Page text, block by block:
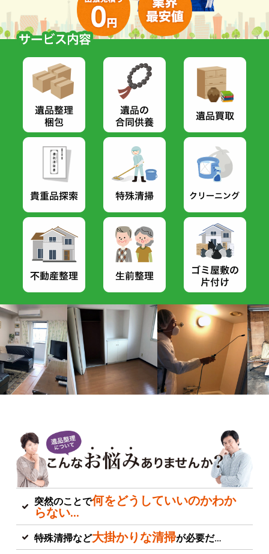
突然のことで何をどうしていいのかわか
らない…
特殊清掃など大掛かりな清掃が必要だ…